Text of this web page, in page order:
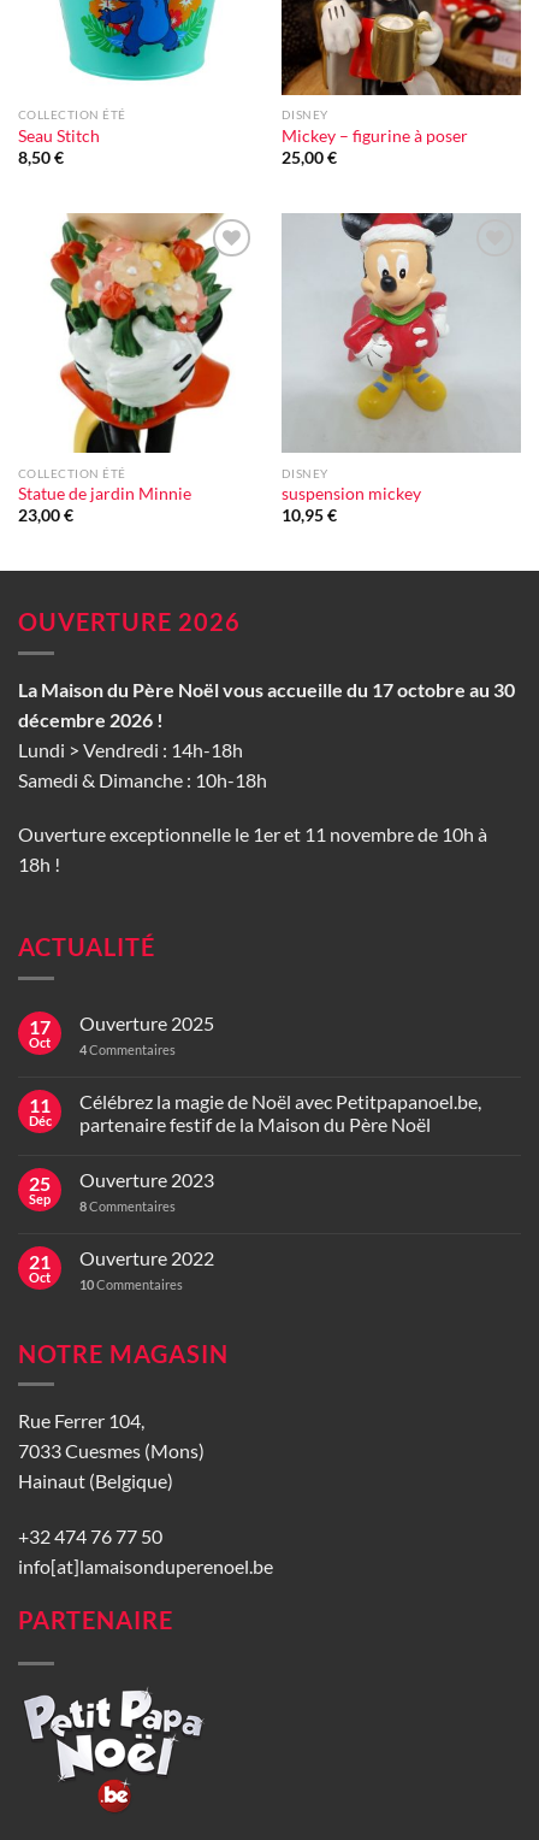
COLLECTION ÉTÉ
Seau Stitch
8,50€
DISNEY
Mickey – figurine à poser
25,00€
Ajouter
à la liste
d'envie
COLLECTION ÉTÉ
Statue de jardin Minnie
23,00€
DISNEY
suspension mickey
10,95€
OUVERTURE 2026
La Maison du Père Noël vous accueille du 17 octobre au 30
décembre 2026 !
Lundi > Vendredi : 14h-18h
Samedi & Dimanche : 10h-18h
Ouverture exceptionnelle le 1er et 11 novembre de 10h à
18h !
ACTUALITÉ
17
Oct
Ouverture 2025
4Commentaires
11
Déc
Célébrez la magie de Noël avec Petitpapanoel.be,
partenaire festif de la Maison du Père Noël
25
Sep
Ouverture 2023
8Commentaires
21
Oct
Ouverture 2022
10Commentaires
NOTRE MAGASIN
Rue Ferrer 104,
7033 Cuesmes (Mons)
Hainaut (Belgique)
+32 474 76 77 50
info[at]lamaisonduperenoel.be
PARTENAIRE